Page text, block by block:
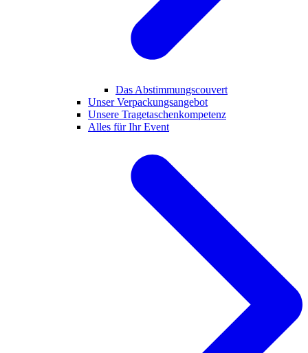
Das Abstimmungscouvert
Unser Verpackungsangebot
Unsere Tragetaschenkompetenz
Alles für Ihr Event